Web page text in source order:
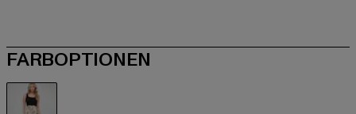
FARBOPTIONEN